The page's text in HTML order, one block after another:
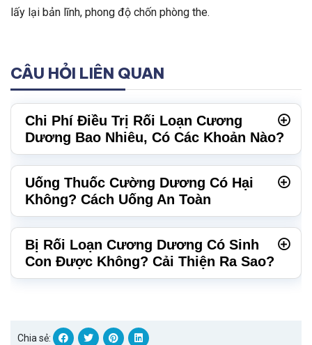
lấy lại bản lĩnh, phong độ chốn phòng the.
CÂU HỎI LIÊN QUAN
Chi Phí Điều Trị Rối Loạn Cương
Dương Bao Nhiêu, Có Các Khoản Nào?
Uống Thuốc Cường Dương Có Hại
Không? Cách Uống An Toàn
Bị Rối Loạn Cương Dương Có Sinh
Con Được Không? Cải Thiện Ra Sao?
Chia sẻ: